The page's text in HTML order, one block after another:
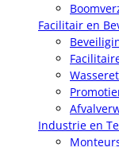
Facilitair en
Industrie en